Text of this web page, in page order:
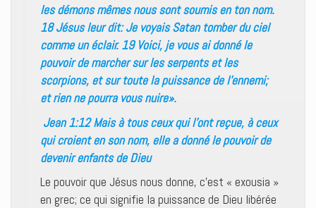
les démons mêmes nous sont soumis en ton nom.
18 Jésus leur dit: Je voyais Satan tomber du ciel
comme un éclair. 19 Voici, je vous ai donné le
pouvoir de marcher sur les serpents et les
scorpions, et sur toute la puissance de l’ennemi;
et rien ne pourra vous nuire».
Jean 1:12 Mais à tous ceux qui l’ont reçue, à ceux
qui croient en son nom, elle a donné le pouvoir de
devenir enfants de Dieu
Le pouvoir que Jésus nous donne, c’est « exousia »
en grec; ce qui signifie la puissance de Dieu libérée